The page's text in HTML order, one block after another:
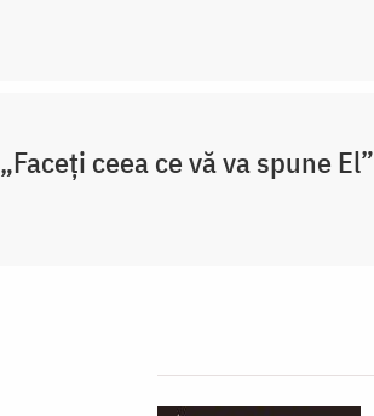
„Faceți ceea ce vă va spune El”